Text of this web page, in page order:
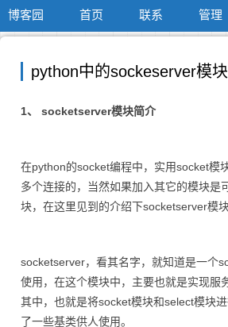
博客园 首页 联系 管理
python中的sockeserver模
1、 socketserver模块简介
在python的socket编程中，实用socket模
多个连接的，当然如果加入其它的模块是
块，在这里见到的介绍下socketserver模块
socketserver，看其名字，就知道是一个
使用，在这个模块中，主要也就是实现服
其中，也就是将socket模块和select模块
了一些基类供人使用。